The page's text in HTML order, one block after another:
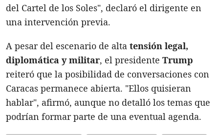
del Cartel de los Soles", declaró el dirigente en
una intervención previa.
A pesar del escenario de alta tensión legal,
diplomática y militar, el presidente Trump
reiteró que la posibilidad de conversaciones con
Caracas permanece abierta. "Ellos quisieran
hablar", afirmó, aunque no detalló los temas que
podrían formar parte de una eventual agenda.